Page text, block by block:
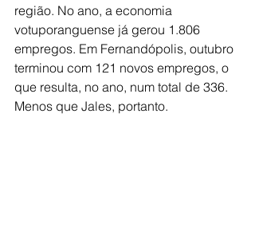
região. No ano, a economia
votuporanguense já gerou 1.806
empregos. Em Fernandópolis, outubro
terminou com 121 novos empregos, o
que resulta, no ano, num total de 336.
Menos que Jales, portanto.